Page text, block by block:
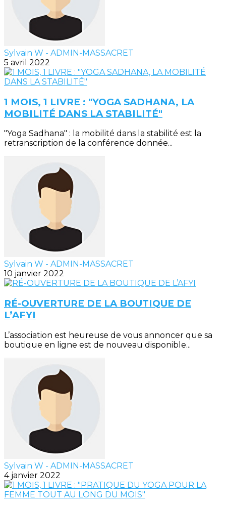
Sylvain W - ADMIN-MASSACRET
5 avril 2022
1 MOIS, 1 LIVRE : "YOGA SADHANA, LA
MOBILITÉ DANS LA STABILITÉ"
"Yoga Sadhana" : la mobilité dans la stabilité est la
retranscription de la conférence donnée...
Sylvain W - ADMIN-MASSACRET
10 janvier 2022
RÉ-OUVERTURE DE LA BOUTIQUE DE
L’AFYI
L’association est heureuse de vous annoncer que sa
boutique en ligne est de nouveau disponible...
Sylvain W - ADMIN-MASSACRET
4 janvier 2022